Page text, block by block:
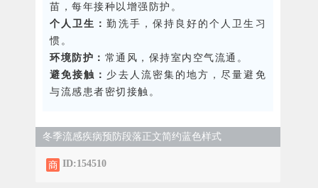
苗，每年接种以增强防护。
个人卫生：勤洗手，保持良好的个人卫生习
惯。
环境防护： 常通风，保持室内空气流通。
避免接触： 少去人流密集的地方，尽量避免
与流感患者密切接触。
冬季流感疾病预防段落正文简约蓝色样式
ID:154510